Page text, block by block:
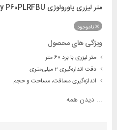
متر لیزری پاورولوژی Powerology P60PLRFBU
ناموجود
ویژگی های محصول
متر لیزری با برد 60 متر
دقت اندازه‌گیری 2 میلی‌متری
اندازه‌گیری مسافت، مساحت و حجم
... دیدن همه